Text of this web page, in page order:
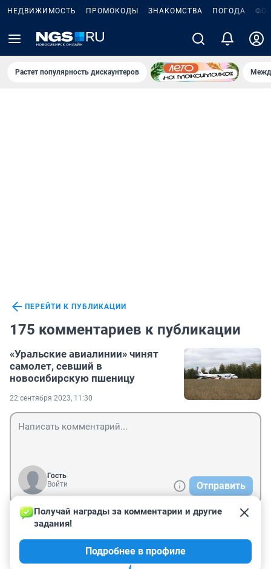
НЕДВИЖИМОСТЬ ПРОМОКОДЫ ЗНАКОМСТВА ПОГОДА
Растет популярность дискаунтеров
ПЕРЕЙТИ К ПУБЛИКАЦИИ
175 комментариев к публикации
«Уральские авиалинии» чинят
самолет, севший в
новосибирскую пшеницу
22 сентября 2023, 11:30
Гость
Войти
Отправить
Гость
Конечно охраняют 20 тон алюминия по 177р за кг
Получай награды за комментарии и другие
задания!
Подробнее в профиле